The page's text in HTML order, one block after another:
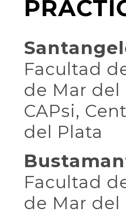
Facultad
de Mar del
CAPsi,
del Plata
Facultad
de Mar del